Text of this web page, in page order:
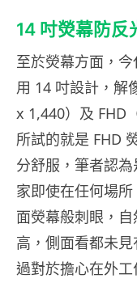
14 吋熒幕防反
至於熒幕方面，
用 14 吋設計，解
x 1,440）及 FHD
所試的就是 FHD
分舒服，筆者認
家即使在任何場
面熒幕般刺眼，
高，側面看都未
過對於擔心在外